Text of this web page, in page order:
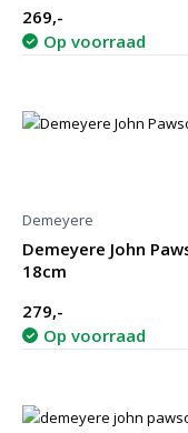
269,-
Op voorraad
Demeyere
Demeyere John
18cm
279,-
Op voorraad